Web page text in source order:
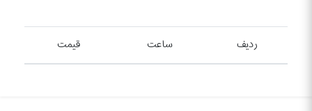
ردیف ساعت قیمت